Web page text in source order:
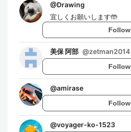
@Drawing
宜しくお願いします🤲
Follow
美保 阿部 @zetman2014
Follow
@amirase
Follow
@voyager-ko-1523